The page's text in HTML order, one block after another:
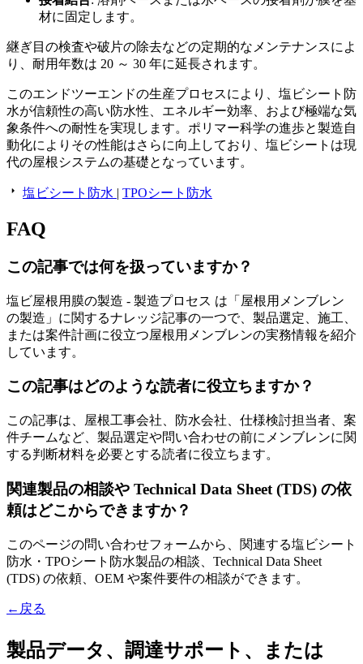
材に固定します。
継ぎ目の検査や破片の除去などの定期的なメンテナンスによ
り、耐用年数は 20 ～ 30 年に延長されます。
このエンドツーエンドの生産プロセスにより、塩ビシート防
水が信頼性の高い防水性、エネルギー効率、および極端な気
象条件への耐性を実現します。ポリマー科学の進歩と製造自
動化によりその性能はさらに向上しており、塩ビシートは現
代の屋根システムの基礎となっています。
塩ビシート防水 | TPOシート防水
FAQ
この記事では何を扱っていますか？
塩ビ屋根用膜の製造 - 製造プロセス は「屋根用メンブレン
の製造」に関するナレッジ記事の一つで、製品選定、施工、
または案件計画に役立つ屋根用メンブレンの実務情報を紹介
しています。
この記事はどのような読者に役立ちますか？
この記事は、屋根工事会社、防水会社、仕様検討担当者、案
件チームなど、製品選定や問い合わせの前にメンブレンに関
する判断材料を必要とする読者に役立ちます。
関連製品の相談や Technical Data Sheet (TDS) の依
頼はどこからできますか？
このページの問い合わせフォームから、関連する塩ビシート
防水・TPOシート防水製品の相談、Technical Data Sheet
(TDS) の依頼、OEM や案件要件の相談ができます。
←戻る
製品データ、調達サポート、または